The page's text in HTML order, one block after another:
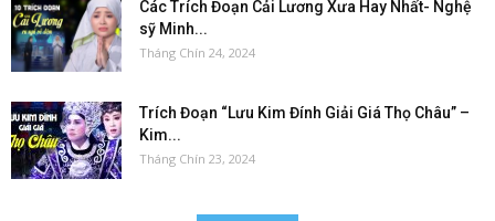
Các Trích Đoạn Cải Lương Xưa Hay Nhất- Nghệ
sỹ Minh...
Tháng Chín 24, 2024
Trích Đoạn “Lưu Kim Đính Giải Giá Thọ Châu” –
Kim...
Tháng Chín 23, 2024